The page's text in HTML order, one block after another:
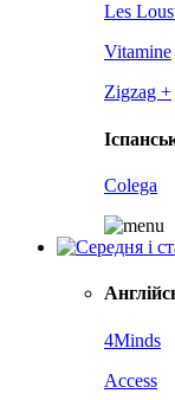
Les
Vitamine
Zigzag +
Colega
4Minds
Access